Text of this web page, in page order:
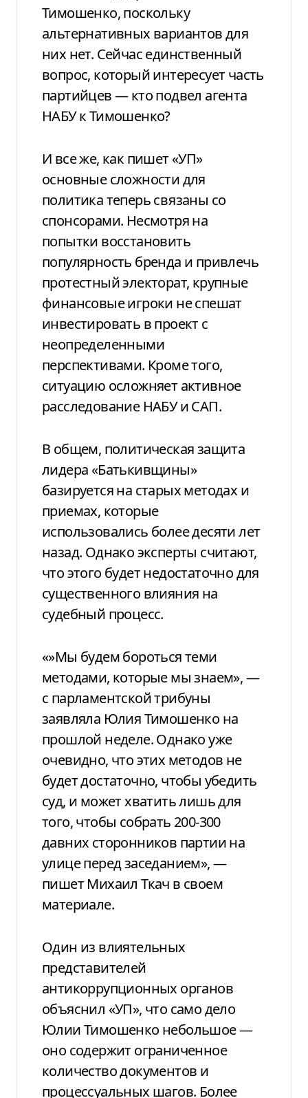
Тимошенко, поскольку
альтернативных вариантов для
них нет. Сейчас единственный
вопрос, который интересует часть
партийцев — кто подвел агента
НАБУ к Тимошенко?
И все же, как пишет «УП»
основные сложности для
политика теперь связаны со
спонсорами. Несмотря на
попытки восстановить
популярность бренда и привлечь
протестный электорат, крупные
финансовые игроки не спешат
инвестировать в проект с
неопределенными
перспективами. Кроме того,
ситуацию осложняет активное
расследование НАБУ и САП.
В общем, политическая защита
лидера «Батькивщины»
базируется на старых методах и
приемах, которые
использовались более десяти лет
назад. Однако эксперты считают,
что этого будет недостаточно для
существенного влияния на
судебный процесс.
«»Мы будем бороться теми
методами, которые мы знаем», —
с парламентской трибуны
заявляла Юлия Тимошенко на
прошлой неделе. Однако уже
очевидно, что этих методов не
будет достаточно, чтобы убедить
суд, и может хватить лишь для
того, чтобы собрать 200-300
давних сторонников партии на
улице перед заседанием», —
пишет Михаил Ткач в своем
материале.
Один из влиятельных
представителей
антикоррупционных органов
объяснил «УП», что само дело
Юлии Тимошенко небольшое —
оно содержит ограниченное
количество документов и
процессуальных шагов. Более